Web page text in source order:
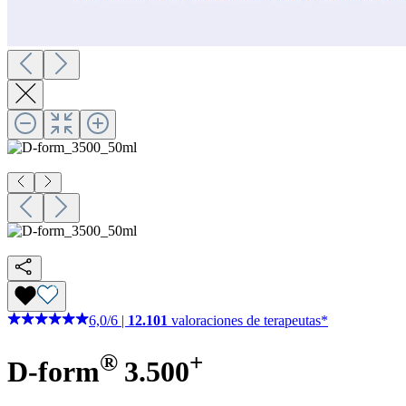
6,0/6 12.101 valoraciones de terapeutas*
D-form® 3.500+